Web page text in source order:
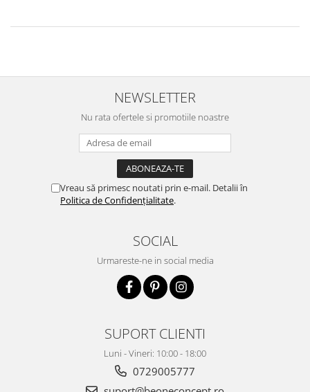
NEWSLETTER
Nu rata ofertele si promotiile noastre
Vreau să primesc noutati prin e-mail. Detalii în
Politica de Confidențialitate.
SOCIAL
Urmareste-ne in social media
SUPORT CLIENTI
Luni - Vineri: 10:00 - 18:00
0729005777